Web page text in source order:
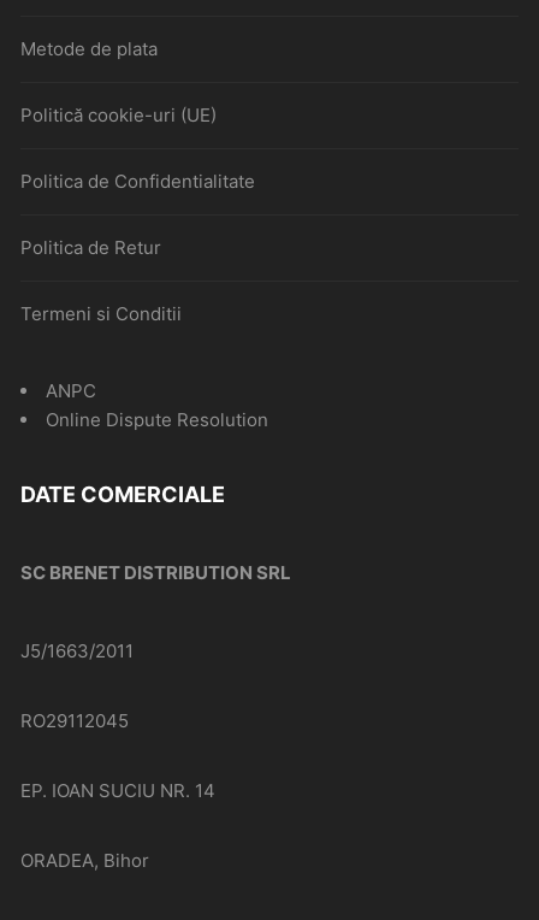
Metode de plata
Politică cookie-uri (UE)
Politica de Confidentialitate
Politica de Retur
Termeni si Conditii
ANPC
Online Dispute Resolution
DATE COMERCIALE
SC BRENET DISTRIBUTION SRL
J5/1663/2011
RO29112045
EP. IOAN SUCIU NR. 14
ORADEA, Bihor